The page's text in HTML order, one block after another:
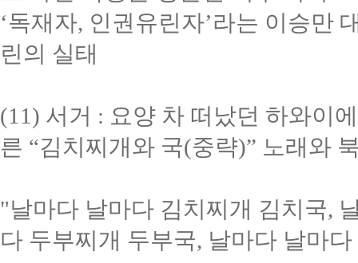
‘독재자, 인권유린자’라는 이승만
린의 실태
(11) 서거 : 요양 차 떠났던 하와이
른 “김치찌개와 국(중략)” 노래와
"날마다 날마다 김치찌개 김치국,
다 두부찌개 두부국, 날마다 날마